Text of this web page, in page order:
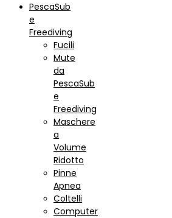
PescaSub
e
Freediving
Fucili
Mute
da
PescaSub
e
Freediving
Maschere
a
Volume
Ridotto
Pinne
Apnea
Coltelli
Computer